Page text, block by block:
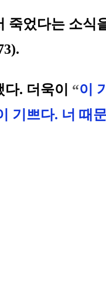
었다는 소식
. 더욱이 “이
기쁘다. 너 때